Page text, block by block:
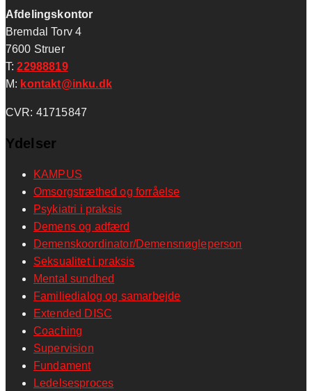
Afdelingskontor
Bremdal Torv 4
7600 Struer
T:22988819
M: kontakt@inku.dk
CVR: 41715847
Ydelser
KAMPUS
Omsorgstræthed og forråelse
Psykiatri i praksis
Demens og adfærd
Demenskoordinator/Demensnøgleperson
Seksualitet i praksis
Mental sundhed
Familiedialog og samarbejde
Extended DISC
Coaching
Supervision
Fundament
Ledelsesproces